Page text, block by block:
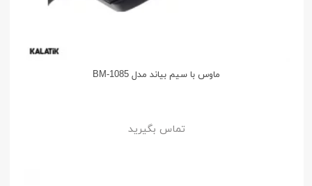
ماوس با سیم بیاند مدل BM-1085
تماس بگیرید